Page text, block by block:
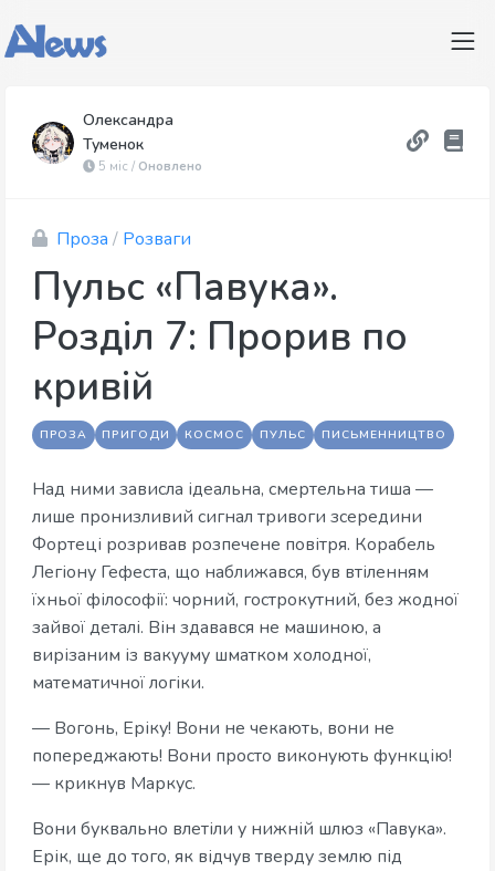
Олександра
Туменок
5 міс / Оновлено
Проза / Розваги
Пульс «Павука».
Розділ 7: Прорив по
кривій
ПРОЗА ПРИГОДИ КОСМОС ПУЛЬС ПИСЬМЕННИЦТВО
Над ними зависла ідеальна, смертельна тиша —
лише пронизливий сигнал тривоги зсередини
Фортеці розривав розпечене повітря. Корабель
Легіону Гефеста, що наближався, був втіленням
їхньої філософії: чорний, гострокутний, без жодної
зайвої деталі. Він здавався не машиною, а
вирізаним із вакууму шматком холодної,
математичної логіки.
— Вогонь, Еріку! Вони не чекають, вони не
попереджають! Вони просто виконують функцію!
— крикнув Маркус.
Вони буквально влетіли у нижній шлюз «Павука».
Ерік, ще до того, як відчув тверду землю під